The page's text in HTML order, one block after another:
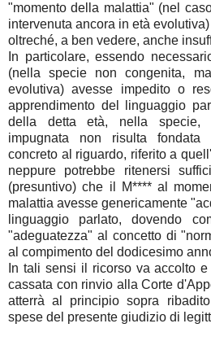
"momento della malattia" (nel
intervenuta ancora in età
oltreché, a ben vedere, anche
In particolare, essendo
(nella specie non congenita,
evolutiva) avesse impedito o
apprendimento del linguaggio
della detta età, nella specie,
impugnata non risulta fondata
concreto al riguardo, riferito a
neppure potrebbe ritenersi
(presuntivo) che il M**** al
malattia avesse genericamente
linguaggio parlato, dovendo
"adeguatezza" al concetto di
al compimento del dodicesimo
In tali sensi il ricorso va accolto
cassata con rinvio alla Corte
atterrà al principio sopra
spese del presente giudizio di